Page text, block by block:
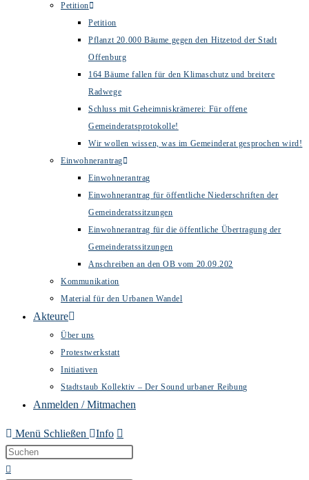
Petition
Petition
Pflanzt 20.000 Bäume gegen den Hitzetod der Stadt
Offenburg
164 Bäume fallen für den Klimaschutz und breitere
Radwege
Schluss mit Geheimniskrämerei: Für offene
Gemeinderatsprotokolle!
Wir wollen wissen, was im Gemeinderat gesprochen wird!
Einwohnerantrag
Einwohnerantrag
Einwohnerantrag für öffentliche Niederschriften der
Gemeinderatssitzungen
Einwohnerantrag für die öffentliche Übertragung der
Gemeinderatssitzungen
Anschreiben an den OB vom 20.09.202
Kommunikation
Material für den Urbanen Wandel
Akteure
Über uns
Protestwerkstatt
Initiativen
Stadtstaub Kollektiv – Der Sound urbaner Reibung
Anmelden / Mitmachen
Menü Schließen Info
Diese
Website